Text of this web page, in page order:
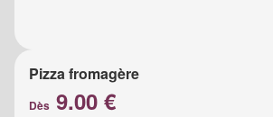
Pizza fromagère
Dès 9.00 €